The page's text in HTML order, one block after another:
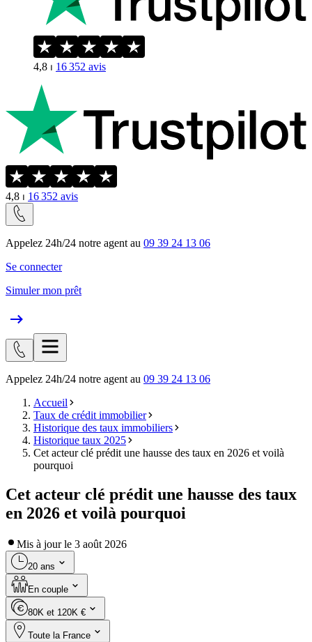
4,8 ⏐ 16 352 avis
4,8 ⏐ 16 352 avis
Appelez 24h/24 notre agent au 09 39 24 13 06
Se connecter
Simuler mon prêt
Appelez 24h/24 notre agent au 09 39 24 13 06
Accueil
Taux de crédit immobilier
Historique des taux immobiliers
Historique taux 2025
Cet acteur clé prédit une hausse des taux en 2026 et voilà
pourquoi
Cet acteur clé prédit une hausse des taux
en 2026 et voilà pourquoi
Mis à jour le 3 août 2026
20 ans
En couple
80K et 120K €
Toute la France